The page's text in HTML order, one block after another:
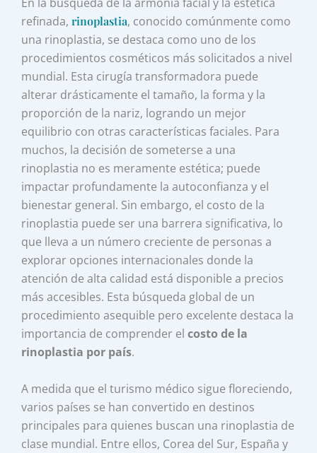
refinada,rinoplastia, conocido comúnmente como
una rinoplastia, se destaca como uno de los
procedimientos cosméticos más solicitados a nivel
mundial. Esta cirugía transformadora puede
alterar drásticamente el tamaño, la forma y la
proporción de la nariz, logrando un mejor
equilibrio con otras características faciales. Para
muchos, la decisión de someterse a una
rinoplastia no es meramente estética; puede
impactar profundamente la autoconfianza y el
bienestar general. Sin embargo, el costo de la
rinoplastia puede ser una barrera significativa, lo
que lleva a un número creciente de personas a
explorar opciones internacionales donde la
atención de alta calidad está disponible a precios
más accesibles. Esta búsqueda global de un
procedimiento asequible pero excelente destaca la
importancia de comprender elcosto de la
rinoplastia por país.
A medida que el turismo médico sigue floreciendo,
varios países se han convertido en destinos
principales para quienes buscan una rinoplastia de
clase mundial. Entre ellos, Corea del Sur, España y